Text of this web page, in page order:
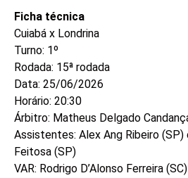
Ficha técnica
Cuiabá x Londrina
Turno: 1º
Rodada: 15ª rodada
Data: 25/06/2026
Horário: 20:30
Árbitro: Matheus Delgado
Assistentes: Alex Ang Ribeiro
Feitosa (SP)
VAR: Rodrigo D’Alonso Ferreira (SC)